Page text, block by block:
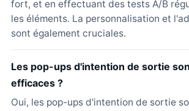
fort, et en effectuant des tests A/B
les éléments. La personnalisation et
sont également cruciales.
Les pop-ups d'intention de sortie
efficaces ?
Oui, les pop-ups d'intention de sortie